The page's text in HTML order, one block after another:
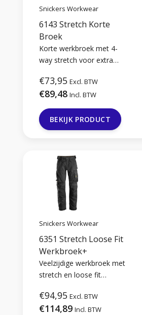
Snickers Workwear
6143 Stretch Korte
Broek
Korte werkbroek met 4-
way stretch voor extra
comfort.
€73,95 Excl. BTW
€89,48 Incl. BTW
BEKIJK PRODUCT
Snickers Workwear
6351 Stretch Loose Fit
Werkbroek+
Veelzijdige werkbroek met
stretch en loose fit
Cordura op kritieke
gebieden.
€94,95 Excl. BTW
€114,89 Incl. BTW